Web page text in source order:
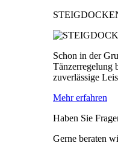
Schon in der
Tänzerregelung
zuverlässige
Mehr erfahren
Haben Sie
Gerne beraten